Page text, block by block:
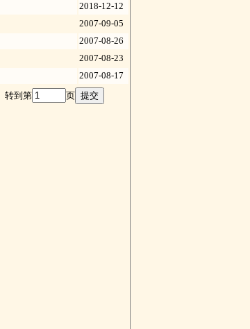
2018-12-12
2007-09-05
2007-08-26
2007-08-23
2007-08-17
到第
页